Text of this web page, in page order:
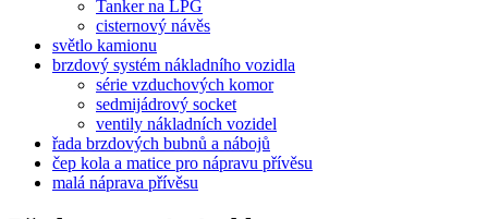
Tanker na LPG
cisternový návěs
světlo kamionu
brzdový systém nákladního vozidla
série vzduchových komor
sedmijádrový socket
ventily nákladních vozidel
řada brzdových bubnů a nábojů
čep kola a matice pro nápravu přívěsu
malá náprava přívěsu